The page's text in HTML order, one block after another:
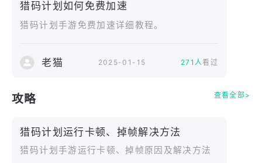
趣味探宝，欧皇竞技，游戏厅内先投一币；龙虎联
赛，街头争霸，高手名宿通通打炸
猎码计划如何免费加速
猎码计划手游免费加速详细教程。
老猫 2025-01-15 271人看过
攻略 查看全部>
猎码计划运行卡顿、掉帧解决方法
猎码计划手游运行卡顿、掉帧原因及解决方法